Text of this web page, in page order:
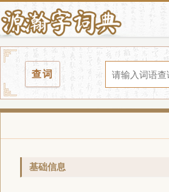
查词
基础信息